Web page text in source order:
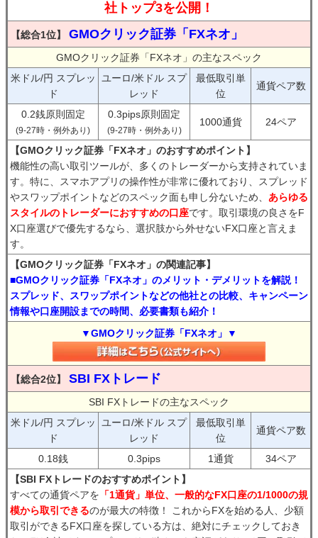
社トップ3を公開！
【総合1位】 GMOクリック証券「FXネオ」
GMOクリック証券「FXネオ」の主なスペック
米ドル/円 スプレッ
ド
ユーロ/米ドル スプ
レッド
最低取引単
位
通貨ペア数
0.2銭原則固定
(9-27時・例外あり)
0.3pips原則固定
(9-27時・例外あり)
1000通貨 24ペア
【GMOクリック証券「FXネオ」のおすすめポイント】
機能性の高い取引ツールが、多くのトレーダーから支持されていま
す。特に、スマホアプリの操作性が非常に優れており、スプレッド
やスワップポイントなどのスペック面も申し分ないため、 あらゆる
スタイルのトレーダーにおすすめの口座です。取引環境の良さをF
X口座選びで優先するなら、選択肢から外せないFX口座と言えま
す。
【GMOクリック証券「FXネオ」の関連記事】
■GMOクリック証券「FXネオ」のメリット・デメリットを解説！
スプレッド、スワップポイントなどの他社との比較、キャンペーン
情報や口座開設までの時間、必要書類も紹介！
▼GMOクリック証券「FXネオ」▼
【総合2位】 SBI FXトレード
SBI FXトレードの主なスペック
米ドル/円 スプレッ
ド
ユーロ/米ドル スプ
レッド
最低取引単
位
通貨ペア数
0.18銭 0.3pips 1通貨
34ペア
【SBI FXトレードのおすすめポイント】
すべての通貨ペアを 「1通貨」単位、一般的なFX口座の1/1000の規
模から取引できるのが最大の特徴！ これからFXを始める人、少額
取引ができるFX口座を探している方は、絶対にチェックしておき